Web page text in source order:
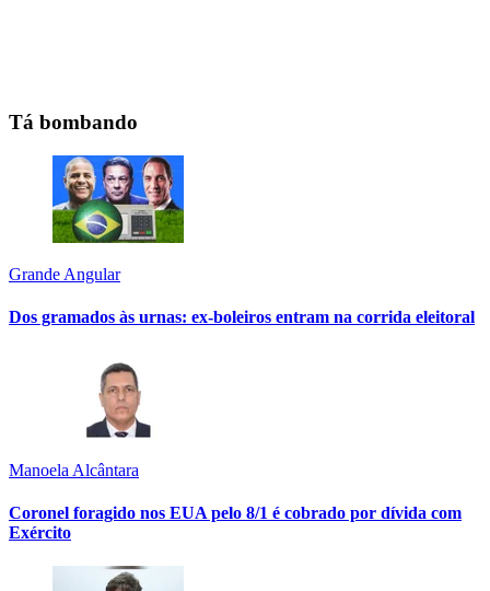
Tá bombando
Grande Angular
Dos gramados às urnas: ex-boleiros entram na corrida eleitoral
Manoela Alcântara
Coronel foragido nos EUA pelo 8/1 é cobrado por dívida com
Exército